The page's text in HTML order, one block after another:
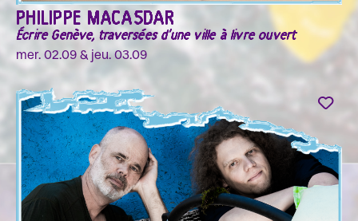
PHILIPPE MACASDAR
Écrire Genève, traversées d'une ville à livre ouvert
mer. 02.09 & jeu. 03.09